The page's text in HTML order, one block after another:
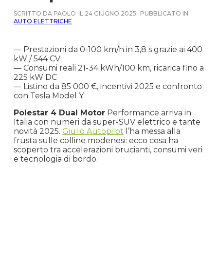
SCRITTO DA PAOLO IL 24 GIUGNO 2025. PUBBLICATO IN
AUTO ELETTRICHE
— Prestazioni da 0-100 km/h in 3,8 s grazie ai 400
kW / 544 CV
— Consumi reali 21-34 kWh/100 km, ricarica fino a
225 kW DC
— Listino da 85 000 €, incentivi 2025 e confronto
con Tesla Model Y
Polestar 4 Dual Motor Performance arriva in
Italia con numeri da super-SUV elettrico e tante
novità 2025. Giulio Autopilot l’ha messa alla
frusta sulle colline modenesi: ecco cosa ha
scoperto tra accelerazioni brucianti, consumi veri
e tecnologia di bordo.